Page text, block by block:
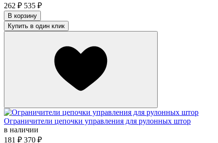
262 ₽ 535 ₽
В корзину
Купить в один клик
Ограничители цепочки управления для рулонных штор
в наличии
181 ₽ 370 ₽